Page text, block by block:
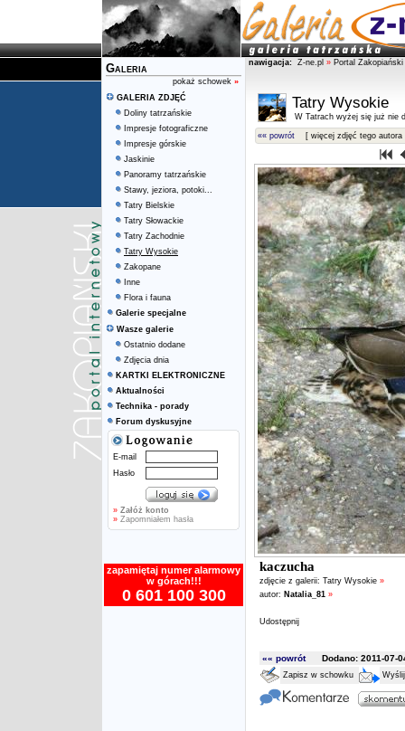
Galeria
pokaż schowek »
GALERIA ZDJĘĆ
Doliny tatrzańskie
Impresje fotograficzne
Impresje górskie
Jaskinie
Panoramy tatrzańskie
Stawy, jeziora, potoki...
Tatry Bielskie
Tatry Słowackie
Tatry Zachodnie
Tatry Wysokie
Zakopane
Inne
Flora i fauna
Galerie specjalne
Wasze galerie
Ostatnio dodane
Zdjęcia dnia
KARTKI ELEKTRONICZNE
Aktualności
Technika - porady
Forum dyskusyjne
E-mail
Hasło
» Załóż konto
» Zapomniałem hasła
zapamiętaj numer alarmowy
w górach!!!
0 601 100 300
nawigacja: Z-ne.pl » Portal Zakopiański
Tatry Wysokie
W Tatrach wyżej się już nie
«« powrót [ więcej zdjęć tego autora
kaczucha
zdjęcie z galerii: Tatry Wysokie »
autor: Natalia_81 »
Udostępnij
«« powrótDodano: 2011-07-
Zapisz w schowku